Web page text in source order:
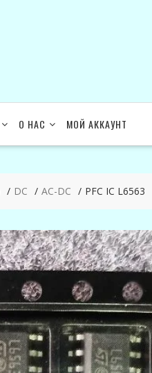
О НАС МОЙ АККАУНТ
DC AC-DC PFC IC L6563